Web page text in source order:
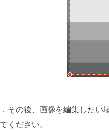
．その後、画像を編集した
てください。